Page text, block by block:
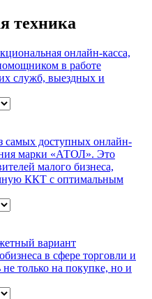
техника
онлайн-касса,
в работе
служб, выездных и
доступных онлайн-
марки «АТОЛ». Это
малого бизнеса,
ККТ с оптимальным
вариант
в сфере торговли и
только на покупке, но и